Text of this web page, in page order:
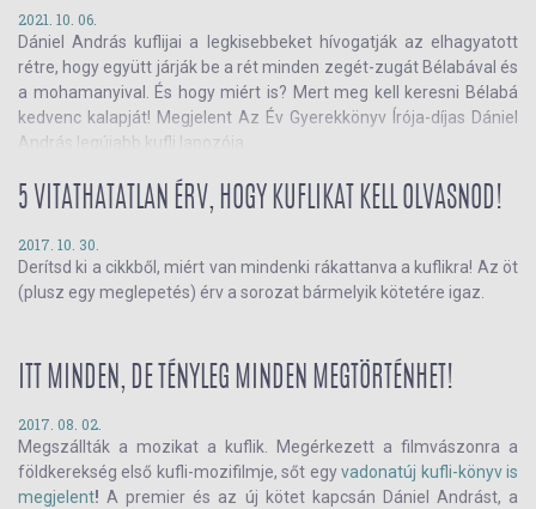
2021. 10. 06.
Dániel András kuflijai a legkisebbeket hívogatják az elhagyatott
rétre, hogy együtt járják be a rét minden zegét-zugát Bélabával és
a mohamanyival. És hogy miért is? Mert meg kell keresni Bélabá
kedvenc kalapját! Megjelent Az Év Gyerekkönyv Írója-díjas Dániel
András legújabb kufli lapozója.
5 VITATHATATLAN ÉRV, HOGY KUFLIKAT KELL OLVASNOD!
2017. 10. 30.
Derítsd ki a cikkből, miért van mindenki rákattanva a kuflikra! Az öt
(plusz egy meglepetés) érv a sorozat bármelyik kötetére igaz.
ITT MINDEN, DE TÉNYLEG MINDEN MEGTÖRTÉNHET!
2017. 08. 02.
Megszállták a mozikat a kuflik. Megérkezett a filmvászonra a
földkerekség első kufli-mozifilmje, sőt egyvadonatúj kufli-könyv is
megjelent! A premier és az új kötet kapcsán Dániel Andrást, a